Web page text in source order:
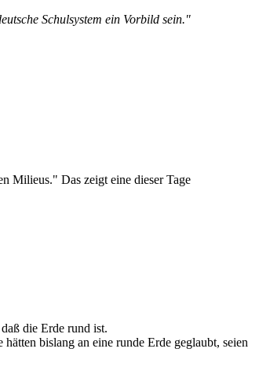
Schulsystem ein Vorbild sein."
Milieus." Das zeigt eine dieser Tage
die Erde rund ist.
bislang an eine runde Erde geglaubt, seien